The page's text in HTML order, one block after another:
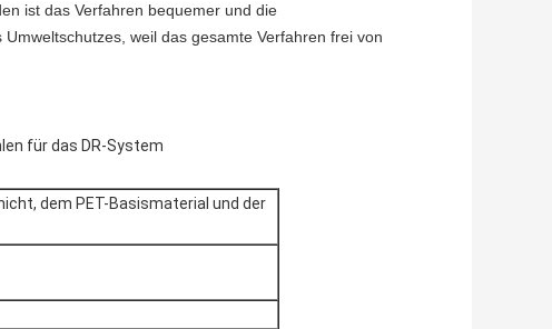
ist das Verfahren bequemer und die
weil das gesamte Verfahren frei von
für das DR-System
dem PET-Basismaterial und der